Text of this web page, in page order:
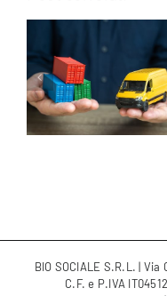
della
BIO SOCIALE S.R.L. | Via
C.F. e P.IVA